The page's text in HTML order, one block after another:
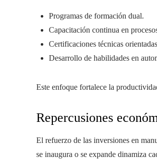
Programas de formación dual.
Capacitación continua en
Certificaciones técnicas
Desarrollo de habilidades en
Este enfoque fortalece la
Repercusiones
El refuerzo de las inversiones en
se inaugura o se expande dinamiza